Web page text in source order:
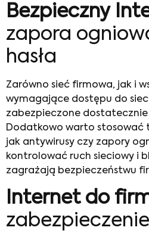
Bezpieczny
zapora
hasła
Zarówno sieć firmowa, jak i
wymagające dostępu do
zabezpieczone dostatecznie
Dodatkowo warto stosować
jak antywirusy czy zapory
kontrolować ruch sieciowy i
zagrażają bezpieczeństwu
Internet do